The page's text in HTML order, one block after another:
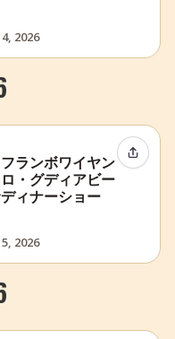
2026
ランボワイヤン
・グディアビー
ィナーショー
2026
イベン